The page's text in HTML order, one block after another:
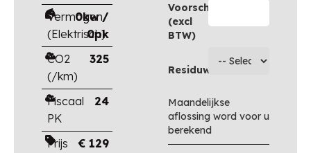
Vermogen
(Elektrisch)
0kw /
0pk
CO2
(/km)
325
Fiscaal
PK
24
Prijs
€ 129
Voorschot
(excl
BTW)
Residuwaarde
Maandelijkse
aflossing word voor u
berekend